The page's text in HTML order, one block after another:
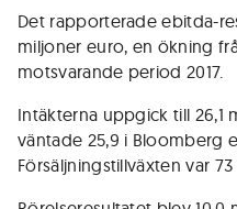
Det rapporterade ebitda-
miljoner euro, en ökning
motsvarande period 2017.
Intäkterna uppgick till 26,1
väntade 25,9 i Bloomberg
Försäljningstillväxten var